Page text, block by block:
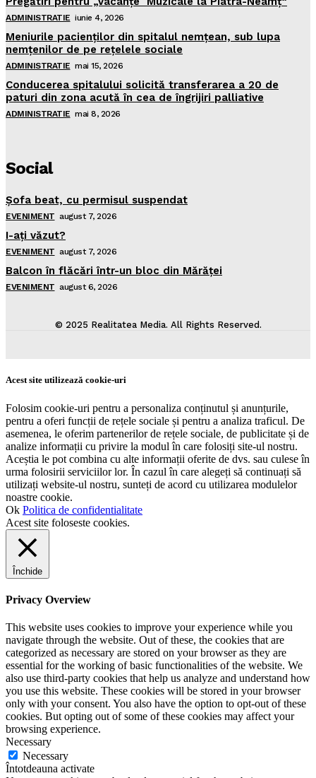
ADMINISTRATIE iunie 4, 2026
Meniurile pacienţilor din spitalul nemţean, sub lupa
nemţenilor de pe reţelele sociale
ADMINISTRATIE mai 15, 2026
Conducerea spitalului solicită transferarea a 20 de
paturi din zona acută în cea de îngrijiri palliative
ADMINISTRATIE mai 8, 2026
Social
Şofa beat, cu permisul suspendat
EVENIMENT august 7, 2026
I-aţi văzut?
EVENIMENT august 7, 2026
Balcon în flăcări într-un bloc din Mărăţei
EVENIMENT august 6, 2026
© 2025 Realitatea Media. All Rights Reserved.
Acest site utilizează cookie-uri
Folosim cookie-uri pentru a personaliza conținutul și anunțurile,
pentru a oferi funcții de rețele sociale și pentru a analiza traficul. De
asemenea, le oferim partenerilor de rețele sociale, de publicitate și de
analize informații cu privire la modul în care folosiți site-ul nostru.
Aceștia le pot combina cu alte informații oferite de dvs. sau culese în
urma folosirii serviciilor lor. În cazul în care alegeți să continuați să
utilizați website-ul nostru, sunteți de acord cu utilizarea modulelor
noastre cookie.
Ok Politica de confidentialitate
Acest site foloseste cookies.
Închide
Privacy Overview
This website uses cookies to improve your experience while you
navigate through the website. Out of these, the cookies that are
categorized as necessary are stored on your browser as they are
essential for the working of basic functionalities of the website. We
also use third-party cookies that help us analyze and understand how
you use this website. These cookies will be stored in your browser
only with your consent. You also have the option to opt-out of these
cookies. But opting out of some of these cookies may affect your
browsing experience.
Necessary
Necessary
Întotdeauna activate